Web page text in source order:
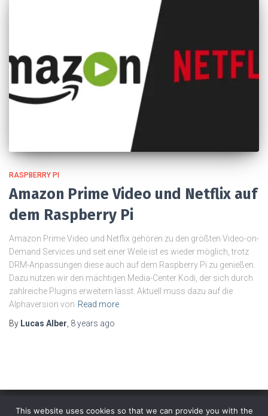
RASPBERRY PI
Amazon Prime Video und Netflix auf
dem Raspberry Pi
Amazon Prime Video und Netflix gehören zu den größten Video-on-
Demand Services und seit einer Weile ist es wieder möglich, trotz
DRM-Anpassungen diese auch auf dem Raspberry Pi zu genießen.
Dazu nutzen wir den mächtigen Media-Center Kodi, der sich durch
zahlreiche Plugins erweitern lässt. Aktuell muss dazu auf die
Alphaversion von Read more
By Lucas Alber 8 years ago
This website uses cookies so that we can provide you with the